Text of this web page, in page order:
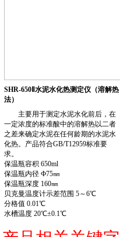
SHR-650Ⅱ水泥水化热测定仪（溶解热
法）
主要用于测定水泥水化前后，在
一定浓度的标准酸中的溶解热以二者
之差来确定水泥在任何龄期的水泥水
化热。产品符合GB/T12959标准要
求。
保温瓶容积 650ml
保温瓶内径 Ф75㎜
保温瓶深度 160㎜
贝克曼温度计示差范围 5～6℃
分格值 0.01℃
水槽温度 20℃±0.1℃